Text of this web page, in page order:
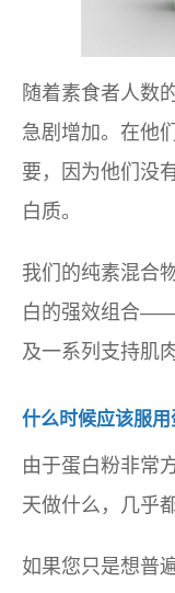
随着素食者人数
急剧增加。在他
要，因为他们没
白质。
我们的纯素混合
白的强效组合
及一系列支持肌
什么时候应该服用
由于蛋白粉非常
天做什么，几乎
如果您只是想普